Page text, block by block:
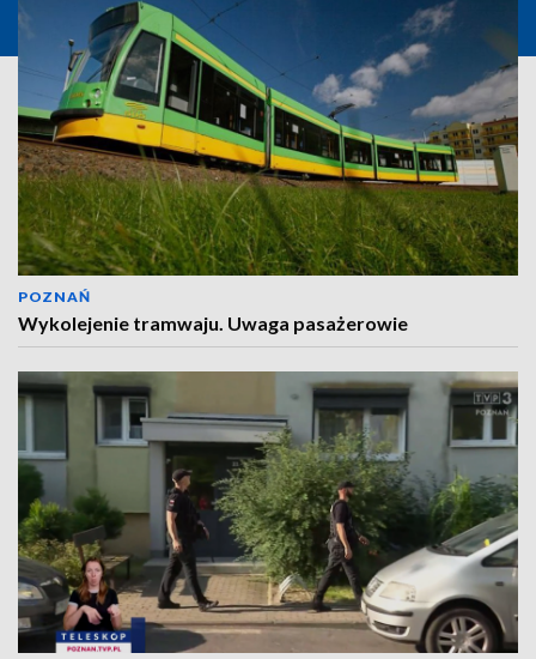
POZNAŃ
Wykolejenie tramwaju. Uwaga pasażerowie